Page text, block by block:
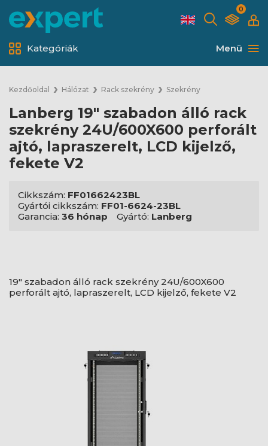
0
Menü
Kategóriák
Kezdőoldal Hálózat Rack szekrény Szekrény
Lanberg 19" szabadon álló rack
szekrény 24U/600X600 perforált
ajtó, lapraszerelt, LCD kijelző,
fekete V2
Cikkszám: FF01662423BL
Gyártói cikkszám: FF01-6624-23BL
Garancia: 36 hónap Gyártó: Lanberg
19" szabadon álló rack szekrény 24U/600X600
perforált ajtó, lapraszerelt, LCD kijelző, fekete V2